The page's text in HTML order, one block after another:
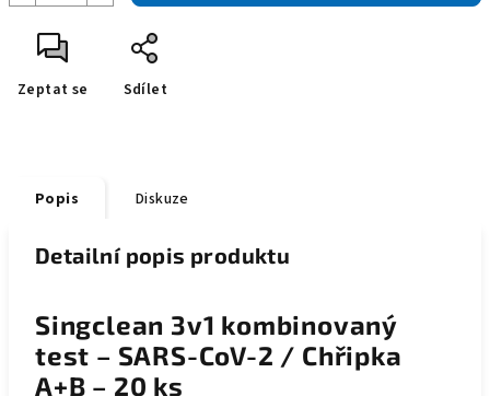
Zeptat se Sdílet
Popis Diskuze
Detailní popis produktu
Singclean 3v1 kombinovaný
test – SARS-CoV-2 / Chřipka
A+B – 20 ks